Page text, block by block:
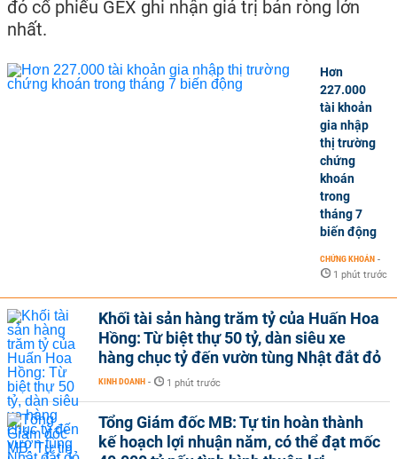
đó cổ phiếu GEX ghi nhận giá trị bán ròng lớn
nhất.
Hơn
227.000
tài khoản
gia nhập
thị trường
chứng
khoán
trong
tháng 7
biến động
CHỨNG KHOÁN -
1 phút trước
Khối tài sản hàng trăm tỷ của Huấn Hoa
Hồng: Từ biệt thự 50 tỷ, dàn siêu xe
hàng chục tỷ đến vườn tùng Nhật đắt đỏ
KINH DOANH - 1 phút trước
Tổng Giám đốc MB: Tự tin hoàn thành
kế hoạch lợi nhuận năm, có thể đạt mốc